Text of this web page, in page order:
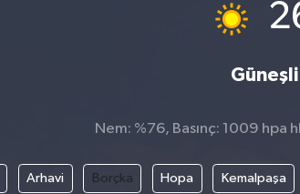
Güneşli
Nem: %76, Basınç: 1009 hpa
Arhavi Borçka Hopa Kemalpaşa